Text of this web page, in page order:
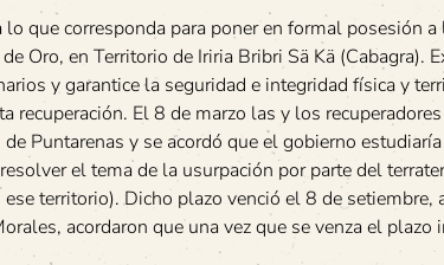
que corresponda para poner en formal posesión
Oro, en Territorio de Iriria Bribri Sä Kä (Cabagra).
y garantice la seguridad e integridad física y
recuperación. El 8 de marzo las y los
Puntarenas y se acordó que el gobierno
el tema de la usurpación por parte del
territorio). Dicho plazo venció el 8 de setiembre,
acordaron que una vez que se venza el plazo